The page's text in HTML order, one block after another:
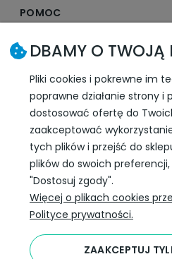
POMOC
MOJE KONTO
PŁATNOŚCI I DOSTAWA
INFORMACJE
SLEDŹ NAS W
DBAMY O TWOJĄ
Pliki cookies i pokrewne im
poprawne działanie strony i
dostosować ofertę do
zaakceptować
tych plików i przejść do
plików do swoich
"Dostosuj zgody".
Więcej o plikach cookies
Polityce prywatności.
ZAAKCEPTUJ